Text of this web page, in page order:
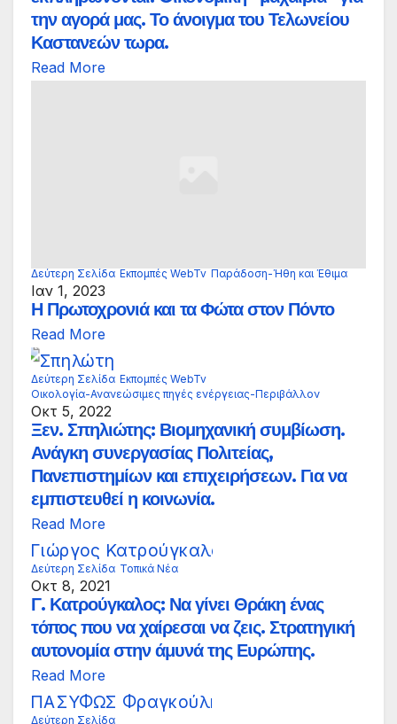
την αγορά μας. Το άνοιγμα του Τελωνείου
Καστανεών τωρα.
Read More
Δεύτερη Σελίδα Εκπομπές WebTv Παράδοση-Ήθη και Έθιμα
Ιαν 1, 2023
Η Πρωτοχρονιά και τα Φώτα στον Πόντο
Read More
Δεύτερη Σελίδα Εκπομπές WebTv
Οικολογία-Ανανεώσιμες πηγές ενέργειας-Περιβάλλον
Οκτ 5, 2022
Ξεν. Σπηλιώτης: Βιομηχανική συμβίωση.
Ανάγκη συνεργασίας Πολιτείας,
Πανεπιστημίων και επιχειρήσεων. Για να
εμπιστευθεί η κοινωνία.
Read More
Δεύτερη Σελίδα Τοπικά Νέα
Οκτ 8, 2021
Γ. Κατρούγκαλος: Να γίνει Θράκη ένας
τόπος που να χαίρεσαι να ζεις. Στρατηγική
αυτονομία στην άμυνά της Ευρώπης.
Read More
Δεύτερη Σελίδα